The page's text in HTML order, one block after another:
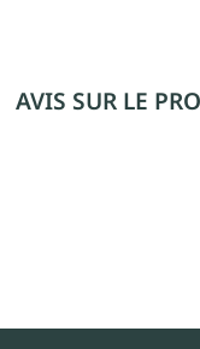
AVIS SUR LE